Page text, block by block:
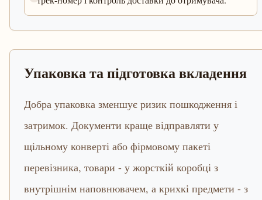
Упаковка та підготовка вкладення
Добра упаковка зменшує ризик пошкодження і
затримок. Документи краще відправляти у
щільному конверті або фірмовому пакеті
перевізника, товари - у жорсткій коробці з
внутрішнім наповнювачем, а крихкі предмети - з